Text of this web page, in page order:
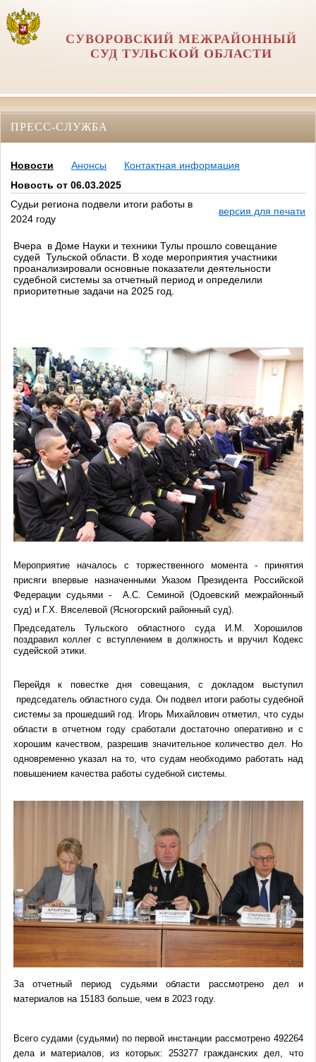
СУВОРОВСКИЙ МЕЖРАЙОННЫЙ
СУД ТУЛЬСКОЙ ОБЛАСТИ
ПРЕСС-СЛУЖБА
Новости Анонсы
Контактная информация
Новость от 06.03.2025
Судьи региона подвели итоги работы в
2024 году
версия для печати
Вчера в Доме Науки и техники Тулы прошло совещание
судей Тульской области. В ходе мероприятия участники
проанализировали основные показатели деятельности
судебной системы за отчетный период и определили
приоритетные задачи на 2025 год.
Мероприятие началось с торжественного момента - принятия
присяги впервые назначенными Указом Президента Российской
Федерации судьями - А.С. Семиной (Одоевский межрайонный
суд) и Г.Х. Вяселевой (Ясногорский районный суд).
Председатель Тульского областного суда И.М. Хорошилов
поздравил коллег с вступлением в должность и вручил Кодекс
судейской этики.
Перейдя к повестке дня совещания, с докладом выступил
председатель областного суда. Он подвел итоги работы судебной
системы за прошедший год. Игорь Михайлович отметил, что суды
области в отчетном году сработали достаточно оперативно и с
хорошим качеством, разрешив значительное количество дел. Но
одновременно указал на то, что судам необходимо работать над
повышением качества работы судебной системы.
За отчетный период судьями области рассмотрено дел и
материалов на 15183 больше, чем в 2023 году.
Всего судами (судьями) по первой инстанции рассмотрено 492264
дела и материалов, из которых: 253277 гражданских дел, что